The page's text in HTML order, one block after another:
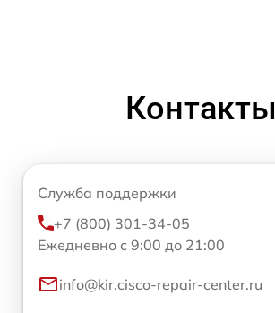
Контакты
Служба поддержки
+7 (800) 301-34-05
Ежедневно с 9:00 до 21:00
info@kir.cisco-repair-center.ru